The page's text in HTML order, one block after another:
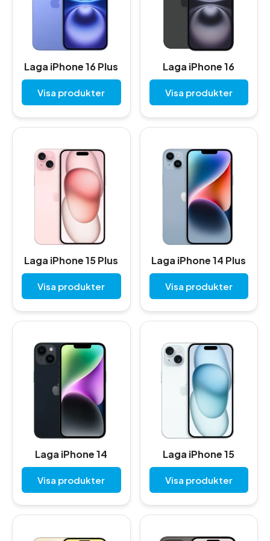
Laga iPhone 16 Plus
Visa produkter
Laga iPhone 16
Visa produkter
Laga iPhone 15 Plus
Visa produkter
Laga iPhone 14 Plus
Visa produkter
Laga iPhone 14
Visa produkter
Laga iPhone 15
Visa produkter